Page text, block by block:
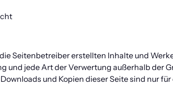
Seitenbetreiber erstellten Inhalte und
und jede Art der Verwertung außerhalb der
und Kopien dieser Seite sind nur